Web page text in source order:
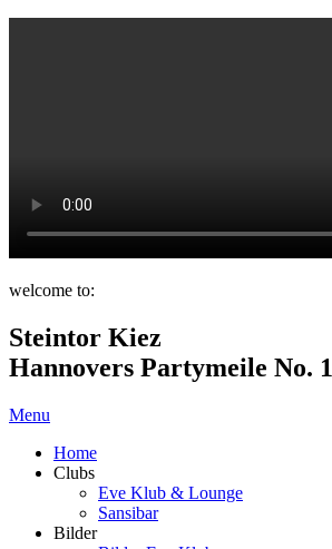
welcome to:
Steintor Kiez
Hannovers Partymeile No. 1
Menu
Home
Clubs
Eve Klub & Lounge
Sansibar
Bilder